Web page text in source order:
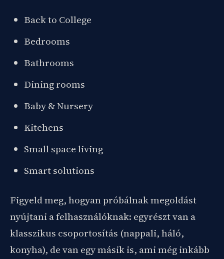
Back to College
Bedrooms
Bathrooms
Dining rooms
Baby & Nursery
Kitchens
Small space living
Smart solutions
Figyeld meg, hogyan próbálnak megoldást
nyújtani a felhasználóknak: egyrészt van a
klasszikus csoportosítás (nappali, háló,
konyha), de van egy másik is, ami még inkább